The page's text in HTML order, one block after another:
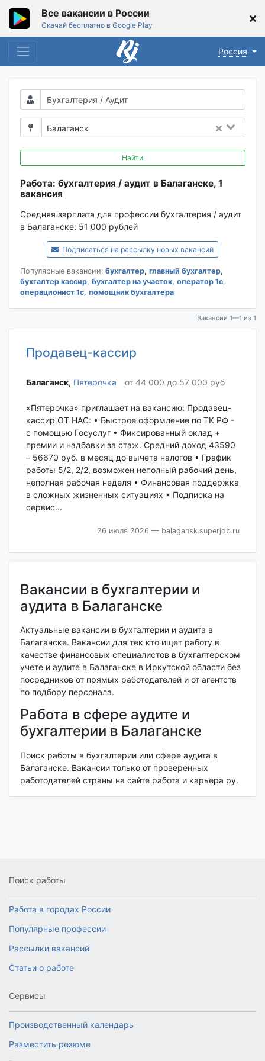
Все вакансии в России
Скачай бесплатно в Google Play
Россия
Балаганск
Найти
Работа: бухгалтерия / аудит в Балаганске, 1
вакансия
Средняя зарплата для профессии бухгалтерия / аудит
в Балаганске: 51 000 рублей
Подписаться на рассылку новых вакансий
Популярные вакансии: бухгалтер, главный бухгалтер,
бухгалтер кассир, бухгалтер на участок, оператор 1с,
операционист 1с, помощник бухгалтера
Вакансии 1—1 из 1
Продавец-кассир
Балаганск‎, Пятёрочка от 44 000 до 57 000 руб
«Пятерочка» приглашает на вакансию: Продавец-
кассир ОТ НАС: • Быстрое оформление по ТК РФ -
с помощью Госуслуг • Фиксированный оклад +
премии и надбавки за стаж. Средний доход 43590
– 56670 руб. в месяц до вычета налогов • График
работы 5/2, 2/2, возможен неполный рабочий день,
неполная рабочая неделя • Финансовая поддержка
в сложных жизненных ситуациях • Подписка на
сервис...
26 июля 2026 — balagansk.superjob.ru
Вакансии в бухгалтерии и
аудита в Балаганске
Актуальные вакансии в бухгалтерии и аудита в
Балаганске. Вакансии для тек кто ищет работу в
качестве финансовых специалистов в бухгалтерском
учете и аудите в Балаганске в Иркутской области без
посредников от прямых работодателей и от агентств
по подбору персонала.
Работа в сфере аудите и
бухгалтерии в Балаганске
Поиск работы в бухгалтерии или сфере аудита в
Балаганске. Вакансии только от проверенных
работодателей страны на сайте работа и карьера ру.
Поиск работы
Работа в городах России
Популярные профессии
Рассылки вакансий
Статьи о работе
Сервисы
Производственный календарь
Разместить резюме